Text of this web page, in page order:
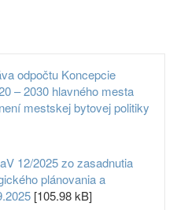
odpočtu Koncepcie
– 2030 hlavného mesta
mestskej bytovej politiky
12/2025 zo zasadnutia
plánovania a
[105.98 kB]